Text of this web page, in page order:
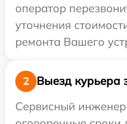
оператор
уточнения
ремонта Вашего
2
Выезд курьера
Сервисный